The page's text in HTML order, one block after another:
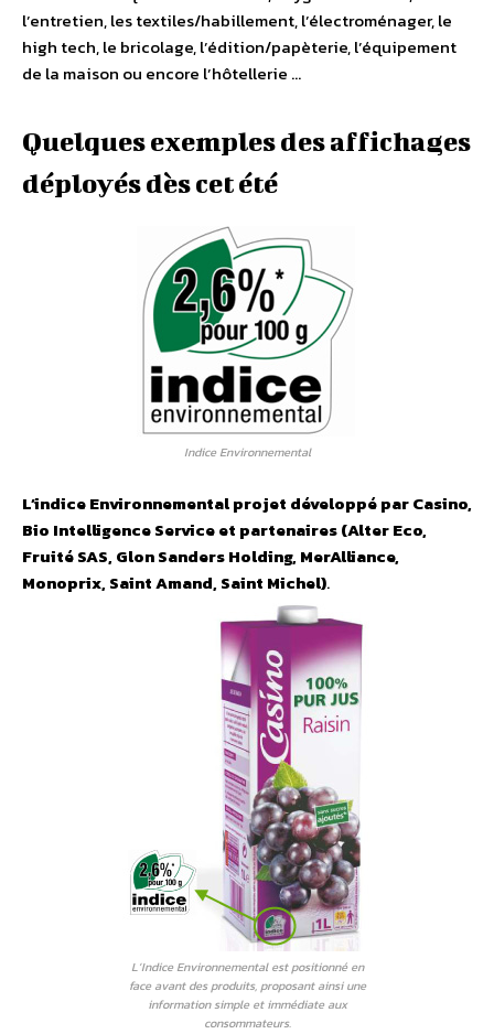
l’entretien, les textiles/habillement, l’électroménager, le
high tech, le bricolage, l’édition/papèterie, l’équipement
de la maison ou encore l’hôtellerie …
Quelques exemples des affichages
déployés dès cet été
Indice Environnemental
L’indice Environnemental projet développé par Casino,
Bio Intelligence Service et partenaires (Alter Eco,
Fruité SAS, Glon Sanders Holding, MerAlliance,
Monoprix, Saint Amand, Saint Michel).
L’Indice Environnemental est positionné en
face avant des produits, proposant ainsi une
information simple et immédiate aux
consommateurs.